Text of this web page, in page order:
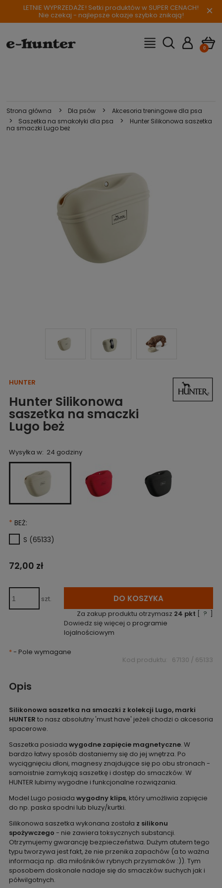
LETNIE WYPRZEDAŻE! Setki produktów w SUPER CENACH!
Nie czekaj - najlepsze okazje szybko znikają! ×
Strona główna > Dla psów > Akcesoria treningowe dla psa
> Saszetka na smakołyki dla psa >
Hunter Silikonowa saszetka
na smaczki Lugo beż
HUNTER
Hunter Silikonowa
saszetka na smaczki
Lugo beż
Wysyłka w: 24 godziny
* BEŻ:
S (65133)
72,00 zł
szt. DO KOSZYKA
Za zakup produktu otrzymasz 24 pkt [ ? ]
Dowiedz się więcej o programie
lojalnościowym
*- Pole wymagane
Kod produktu: 67130 / 65133
Opis
Silikonowa saszetka na smaczki z kolekcji Lugo, marki
HUNTER to nasz absolutny 'must have' jeżeli chodzi o akcesoria
spacerowe.
Saszetka posiada wygodne zapięcie magnetyczne. W
bardzo łatwy sposób dostaniemy się do jej wnętrza. Po
wyciągnięciu dłoni, magnesy znajdujące się po obu stronach -
samoistnie zamykają saszetkę i dostęp do smaczków. W
HUNTER lubimy wygodne i funkcjonalne rozwiązania.
Model Lugo posiada wygodny klips, który umożliwia zapięcie
do np. paska spodni lub bluzy/kurtki.
Silikonowa saszetka wykonana została z silikonu
spożywczego - nie zawiera toksycznych substancji.
Otrzymujemy gwarancję bezpieczeństwa. Dużym atutem tego
typu tworzywa jest fakt, że nie przenika zapachów (a to ważna
informacja np. dla miłośników rybnych przysmaków :)). Tym
sposobem doskonale nadaje się do smaczków suchych jak i
półwilgotnych.